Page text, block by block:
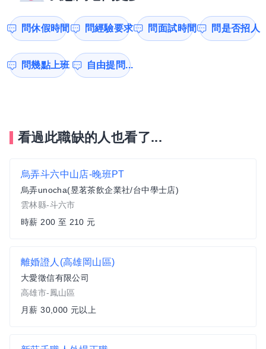
問休假時間 問經驗要求 問面試時間 問是否招人
問幾點上班 自由提問...
看過此職缺的人也看了...
烏弄斗六中山店-晚班PT
烏弄unocha(昱茗茶飲企業社/台中學士店)
雲林縣-斗六市
時薪 200 至 210 元
離婚證人(高雄岡山區)
大愛徵信有限公司
高雄市-鳳山區
月薪 30,000 元以上